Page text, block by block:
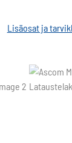
Lisäosat ja